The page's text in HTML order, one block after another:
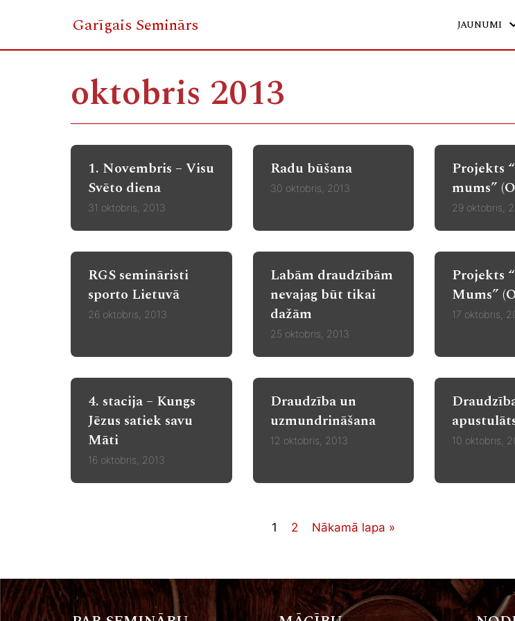
Garīgais Seminārs JAUNUMI
oktobris 2013
1. Novembris – Visu
Svēto diena
31 oktobris, 2013
Radu būšana
30 oktobris, 2013
Projekts
mums”
29 oktobris,
RGS semināristi
sporto Lietuvā
26 oktobris, 2013
Labām draudzībām
nevajag būt tikai
dažām
25 oktobris, 2013
Projekts
Mums”
17 oktobris,
4. stacija – Kungs
Jēzus satiek savu
Māti
16 oktobris, 2013
Draudzība un
uzmundrināšana
12 oktobris, 2013 10 oktobris,
1 2 Nākamā lapa »